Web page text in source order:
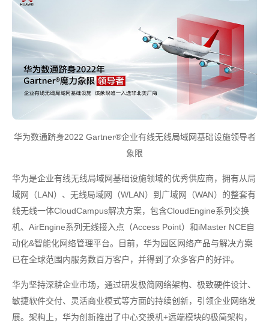
华为数通跻身2022 Gartner®企业有线无线局域网基础设施领导者
象限
华为是企业有线无线局域网基础设施领域的优秀供应商，拥有从局
域网（LAN）、无线局域网（WLAN）到广域网（WAN）的整套有
线无线一体CloudCampus解决方案，包含CloudEngine系列交换
机、AirEngine系列无线接入点（Access Point）和iMaster NCE自
动化&智能化网络管理平台。目前，华为园区网络产品与解决方案
已在全球范围内服务数百万客户，并得到了众多客户的好评。
华为坚持深耕企业市场，通过研发极简网络架构、极致硬件设计、
敏捷软件交付、灵活商业模式等方面的持续创新，引领企业网络发
展。架构上，华为创新推出了中心交换机+远端模块的极简架构，